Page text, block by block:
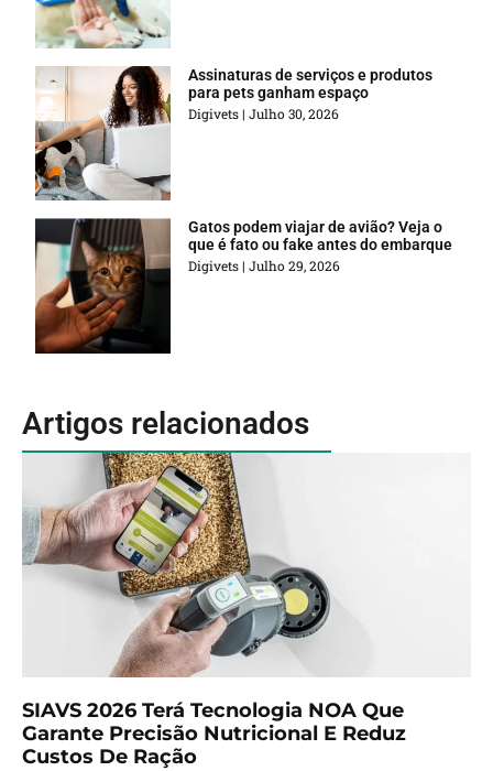
Assinaturas de serviços e produtos
para pets ganham espaço
Digivets Julho 30, 2026
Gatos podem viajar de avião? Veja o
que é fato ou fake antes do embarque
Digivets Julho 29, 2026
Artigos relacionados
SIAVS 2026 Terá Tecnologia NOA Que
Garante Precisão Nutricional E Reduz
Custos De Ração